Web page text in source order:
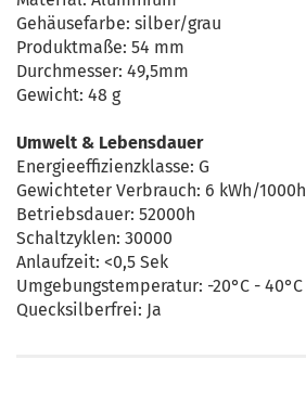
Gehäusefarbe: silber/grau
Produktmaße: 54 mm
Durchmesser: 49,5mm
Gewicht: 48 g
Umwelt & Lebensdauer
Energieeffizienzklasse: G
Gewichteter Verbrauch: 6 kWh/1000h
Betriebsdauer: 52000h
Schaltzyklen: 30000
Anlaufzeit: <0,5 Sek
Umgebungstemperatur: -20°C - 40°C
Quecksilberfrei: Ja